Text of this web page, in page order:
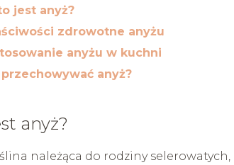
jest anyż?
zdrowotne anyżu
anyżu w kuchni
anyż?
anyż?
należąca do rodziny